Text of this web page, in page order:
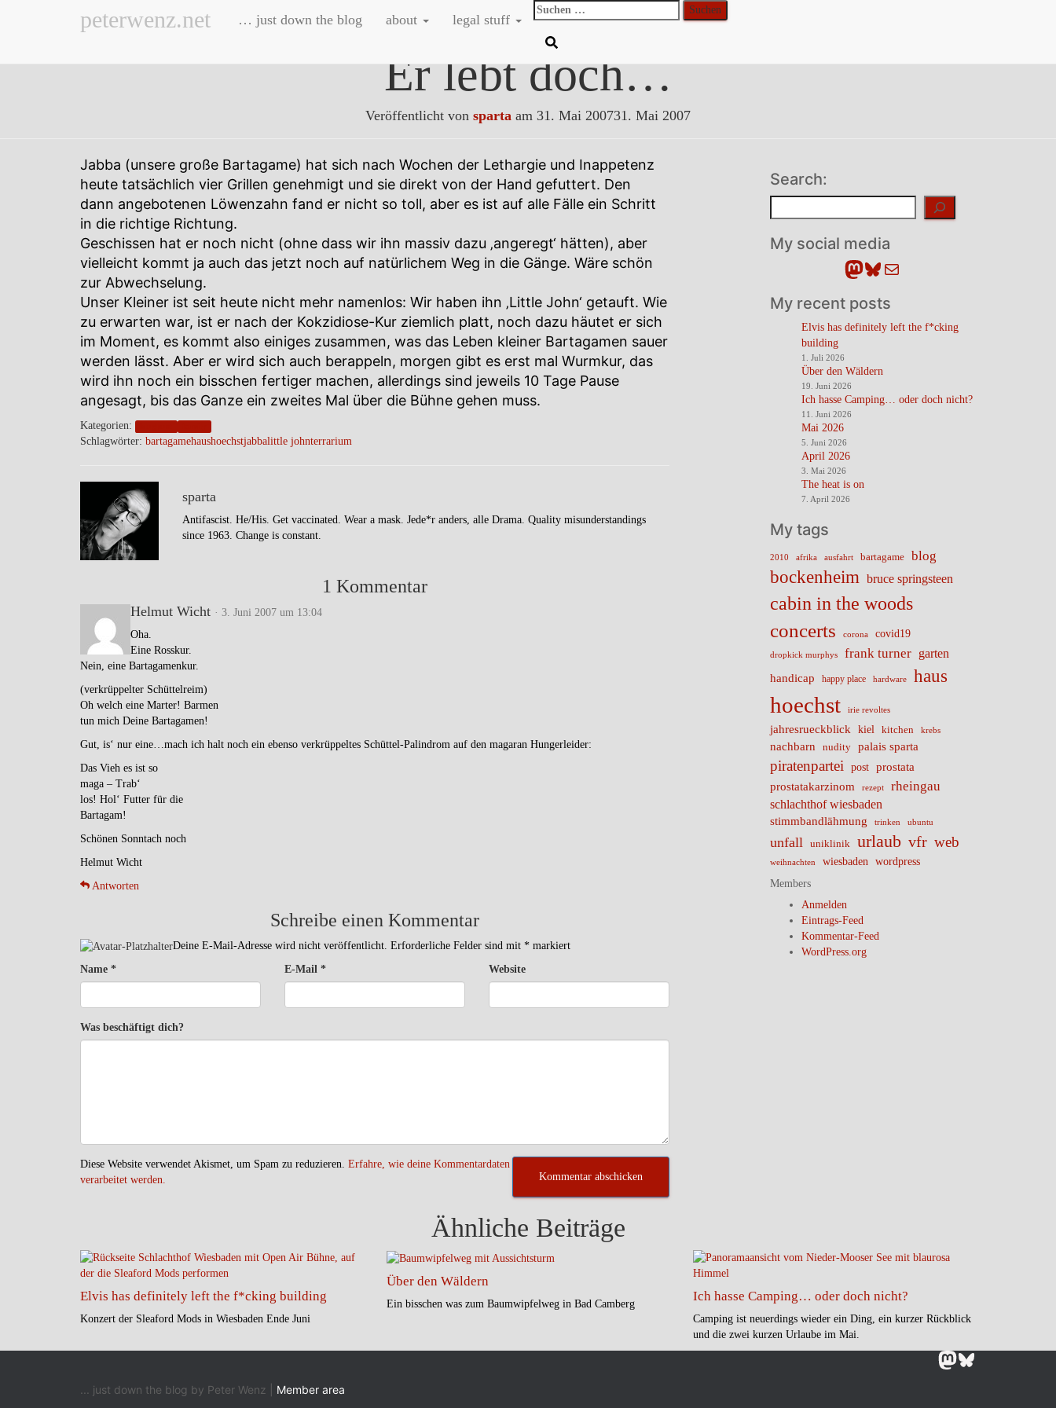
peterwenz.net … just down the blog about legal stuff
Suchen
nach:
Er lebt doch…
Veröffentlicht von sparta am 31. Mai 200731. Mai 2007
Jabba (unsere große Bartagame) hat sich nach Wochen der Lethargie und Inappetenz
heute tatsächlich vier Grillen genehmigt und sie direkt von der Hand gefuttert. Den
dann angebotenen Löwenzahn fand er nicht so toll, aber es ist auf alle Fälle ein Schritt
in die richtige Richtung.
Geschissen hat er noch nicht (ohne dass wir ihn massiv dazu ‚angeregt‘ hätten), aber
vielleicht kommt ja auch das jetzt noch auf natürlichem Weg in die Gänge. Wäre schön
zur Abwechselung.
Unser Kleiner ist seit heute nicht mehr namenlos: Wir haben ihn ‚Little John‘ getauft. Wie
zu erwarten war, ist er nach der Kokzidiose-Kur ziemlich platt, noch dazu häutet er sich
im Moment, es kommt also einiges zusammen, was das Leben kleiner Bartagamen sauer
werden lässt. Aber er wird sich auch berappeln, morgen gibt es erst mal Wurmkur, das
wird ihn noch ein bisschen fertiger machen, allerdings sind jeweils 10 Tage Pause
angesagt, bis das Ganze ein zweites Mal über die Bühne gehen muss.
Kategorien:
Schlagwörter: bartagamehaushoechstjabbalittle johnterrarium
sparta
Antifascist. He/His. Get vaccinated. Wear a mask. Jede*r anders, alle Drama. Quality misunderstandings
since 1963. Change is constant.
1 Kommentar
Helmut Wicht · 3. Juni 2007 um 13:04
Oha.
Eine Rosskur.
Nein, eine Bartagamenkur.
(verkrüppelter Schüttelreim)
Oh welch eine Marter! Barmen
tun mich Deine Bartagamen!
Gut, is‘ nur eine…mach ich halt noch ein ebenso verkrüppeltes Schüttel-Palindrom auf den magaran Hungerleider:
Das Vieh es ist so
maga – Trab‘
los! Hol‘ Futter für die
Bartagam!
Schönen Sonntach noch
Helmut Wicht
Antworten
Schreibe einen Kommentar
Deine E-Mail-Adresse wird nicht veröffentlicht. Erforderliche Felder sind mit * markiert
Name * E-Mail * Website
Was beschäftigt dich?
Diese Website verwendet Akismet, um Spam zu reduzieren. Erfahre, wie deine Kommentardaten
verarbeitet werden.
Search:
My social media
Mastodon
Bluesky
E-Mail
My recent posts
Elvis has definitely left the f*cking
building
1. Juli 2026
Über den Wäldern
19. Juni 2026
Ich hasse Camping… oder doch nicht?
11. Juni 2026
Mai 2026
5. Juni 2026
April 2026
3. Mai 2026
The heat is on
7. April 2026
My tags
2010 afrika ausfahrt bartagame blog
bockenheim bruce springsteen
cabin in the woods
concerts
corona covid19
dropkick murphys frank turner
garten
handicap
happy place hardware haus
hoechst irie revoltes
jahresrueckblick kiel kitchen krebs
nachbarn nudity palais sparta
piratenpartei post
prostata
prostatakarzinom
rezept rheingau
schlachthof wiesbaden
stimmbandlähmung trinken ubuntu
unfall uniklinik urlaub vfr web
weihnachten wiesbaden
wordpress
Members
Anmelden
Eintrags-Feed
Kommentar-Feed
WordPress.org
Ähnliche Beiträge
Elvis has definitely left the f*cking building
Konzert der Sleaford Mods in Wiesbaden Ende Juni
Über den Wäldern
Ein bisschen was zum Baumwipfelweg in Bad Camberg
Ich hasse Camping… oder doch nicht?
Camping ist neuerdings wieder ein Ding, ein kurzer Rückblick
und die zwei kurzen Urlaube im Mai.
... just down the blog by Peter Wenz | Member area
Mastodon
Bluesky